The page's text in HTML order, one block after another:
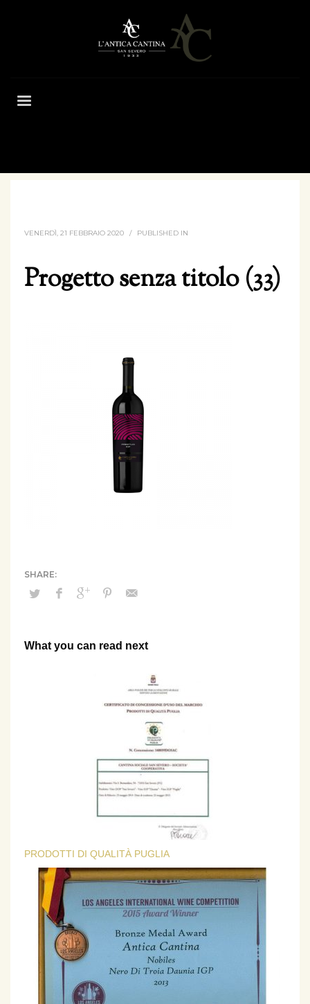
VENERDÌ, 21 FEBBRAIO 2020 / PUBLISHED IN
Progetto senza titolo (33)
What you can read next
PRODOTTI DI QUALITÀ PUGLIA